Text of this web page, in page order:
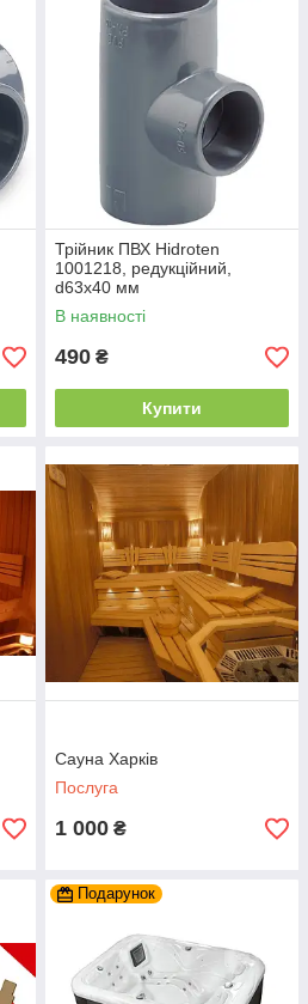
Трійник ПВХ Hidroten
1001218, редукційний,
d63x40 мм
В наявності
490 ₴
Купити
Сауна Харків
Послуга
1 000 ₴
Подарунок